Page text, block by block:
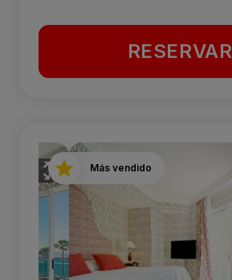
RESERVAR
Más vendido